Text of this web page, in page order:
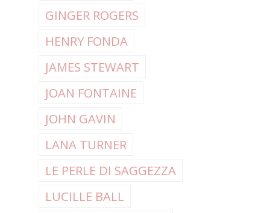
GINGER ROGERS
HENRY FONDA
JAMES STEWART
JOAN FONTAINE
JOHN GAVIN
LANA TURNER
LE PERLE DI SAGGEZZA
LUCILLE BALL